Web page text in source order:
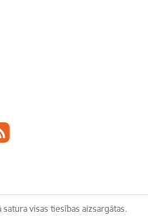
visas tiesības aizsargātas.